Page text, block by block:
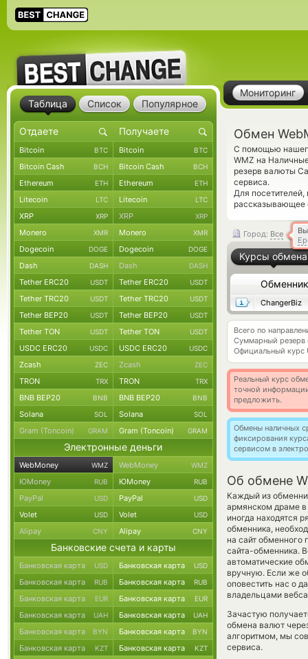
Мониторинг
Обмен
С помощью
WMZ на
резерв валюты
сервиса.
Для
рассказывающее
Город: Все
Курсы обмена
Обменник
ChangerBiz
Всего по
Суммарный резерв
Официальный курс
Реальный курс
точной
предложить.
Обмены наличных
фиксирования
сервисом в
Об обмене
Каждый из
армянском драме
иногда находятся
обменника,
на сайт обменного
сайта-обменника.
автоматические
вручную. Если же
оповестить нас о
владельцами
Зачастую
обмена валют
алгоритмом, мы
сервиса.
Таблица Список Популярное
Bitcoin BTC Bitcoin BTC
Bitcoin Cash BCH Bitcoin Cash BCH
Ethereum ETH Ethereum ETH
Litecoin LTC Litecoin LTC
XRP XRP XRP XRP
Monero XMR Monero XMR
Dogecoin DOGE Dogecoin DOGE
Dash DASH Dash DASH
Tether ERC20 USDT Tether ERC20 USDT
Tether TRC20 USDT Tether TRC20 USDT
Tether BEP20 USDT Tether BEP20 USDT
Tether TON USDT Tether TON USDT
USDC ERC20 USDC USDC ERC20 USDC
Zcash ZEC Zcash ZEC
TRON TRX TRON TRX
BNB BEP20 BNB BNB BEP20 BNB
Solana SOL Solana SOL
Gram (Toncoin) GRAM Gram (Toncoin) GRAM
Электронные деньги
WebMoney WMZ WebMoney WMZ
ЮMoney RUB ЮMoney RUB
PayPal USD PayPal USD
Volet USD Volet USD
Alipay CNY Alipay CNY
Банковские счета и карты
Банковская карта USD Банковская карта USD
Банковская карта RUB Банковская карта RUB
Банковская карта EUR Банковская карта EUR
Банковская карта UAH Банковская карта UAH
Банковская карта BYN Банковская карта BYN
Банковская карта KZT Банковская карта KZT